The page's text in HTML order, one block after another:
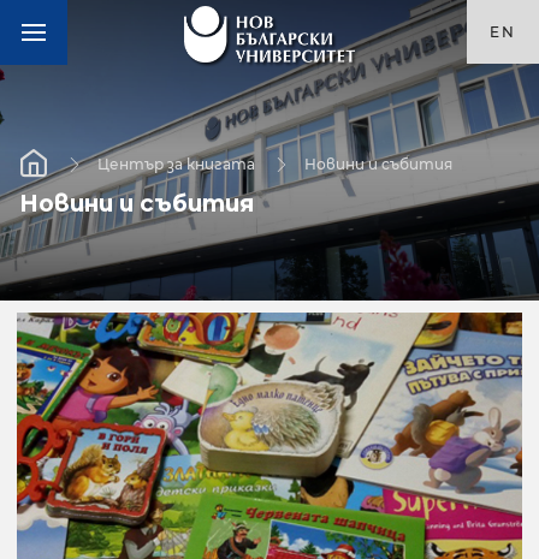
EN
Център за книгата Новини и събития
Новини и събития